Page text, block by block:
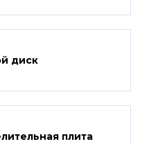
диск
плита